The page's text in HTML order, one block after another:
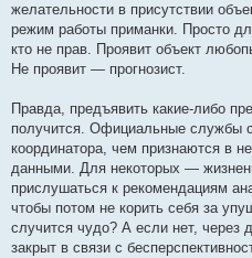
желательности в присутствии
режим работы приманки. Просто
кто не прав. Проявит объект
Не проявит — прогнозист.
Правда, предъявить какие-либо
получится. Официальные службы
координатора, чем признаются в
данными. Для некоторых —
прислушаться к рекомендациям
чтобы потом не корить себя за
случится чудо? А если нет, через
закрыт в связи с